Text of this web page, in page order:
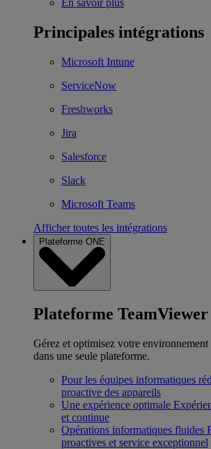
En savoir plus
Principales intégrations
Microsoft Intune
ServiceNow
Freshworks
Jira
Salesforce
Slack
Microsoft Teams
Afficher toutes les intégrations
Plateforme ONE
Plateforme
Gérez et optimisez votre
dans une seule plateforme.
Pour les équipes informatiques
proactive des appareils
Une expérience optimale
et continue
Opérations informatiques fluides
proactives et service exceptionnel